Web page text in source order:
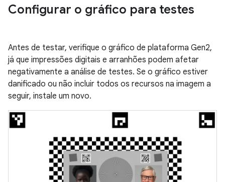
Configurar o gráfico para testes
Antes de testar, verifique o gráfico de plataforma Gen2,
já que impressões digitais e arranhões podem afetar
negativamente a análise de testes. Se o gráfico estiver
danificado ou não incluir todos os recursos na imagem a
seguir, instale um novo.